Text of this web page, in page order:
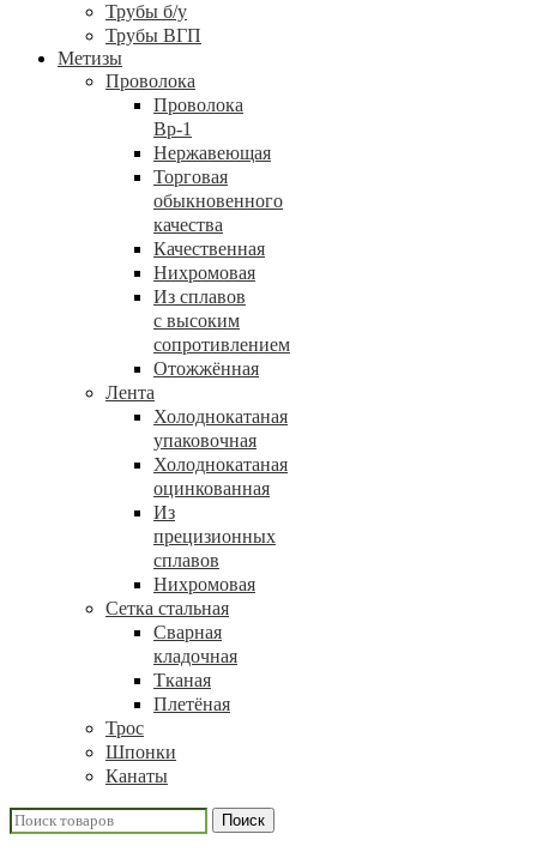
Трубы б/у
Трубы ВГП
Метизы
Проволока
Проволока
Вр-1
Нержавеющая
Торговая
обыкновенного
качества
Качественная
Нихромовая
Из сплавов
с высоким
сопротивлением
Отожжённая
Лента
Холоднокатаная
упаковочная
Холоднокатаная
оцинкованная
Из
прецизионных
сплавов
Нихромовая
Сетка стальная
Сварная
кладочная
Тканая
Плетёная
Трос
Шпонки
Канаты
Поиск